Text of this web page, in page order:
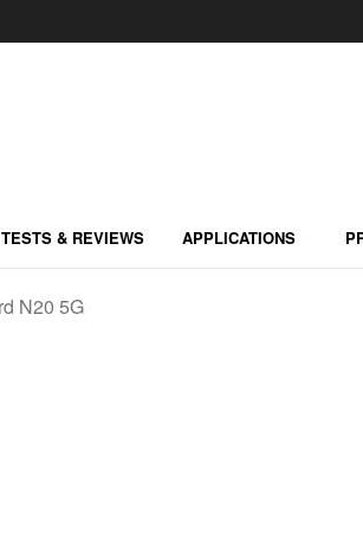
TESTS & REVIEWS APPLICATIONS
N20 5G